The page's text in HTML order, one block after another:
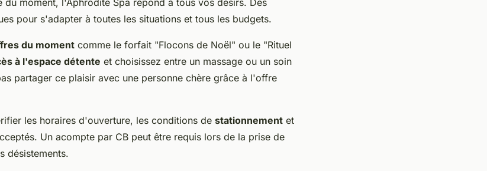
pour s'adapter à toutes les situations et tous les budgets.
du moment comme le forfait "Flocons de Noël" ou le "Rituel
à l'espace détente et choisissez entre un massage ou un soin
partager ce plaisir avec une personne chère grâce à l'offre
les horaires d'ouverture, les conditions de stationnement et
Un acompte par CB peut être requis lors de la prise de
désistements.